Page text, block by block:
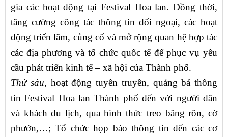
gia các hoạt động tại Festival Hoa lan. Đồng thời,
tăng cường công tác thông tin đối ngoại, các hoạt
động triển lãm, củng cố và mở rộng quan hệ hợp tác
các địa phương và tổ chức quốc tế để phục vụ yêu
cầu phát triển kinh tế – xã hội của Thành phố.
Thứ sáu, hoạt động tuyên truyền, quảng bá thông
tin Festival Hoa lan Thành phố đến với người dân
và khách du lịch, qua hình thức treo băng rôn, cờ
phướn,…; Tổ chức họp báo thông tin đến các cơ